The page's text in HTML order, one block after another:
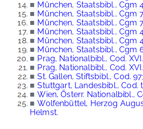
■ München, Staatsbibl., Cgm
■ München, Staatsbibl., Cgm
■ München, Staatsbibl., Cgm
■ München, Staatsbibl., Cgm
■ München, Staatsbibl., Cgm
■ München, Staatsbibl., Cgm
■ Prag, Nationalbibl., Cod.
■ Prag, Nationalbibl., Cod.
■ St. Gallen, Stiftsbibl., Cod.
■ Stuttgart, Landesbibl., Cod.
■ Wien, Österr. Nationalbibl.,
■ Wolfenbüttel, Herzog
Helmst.